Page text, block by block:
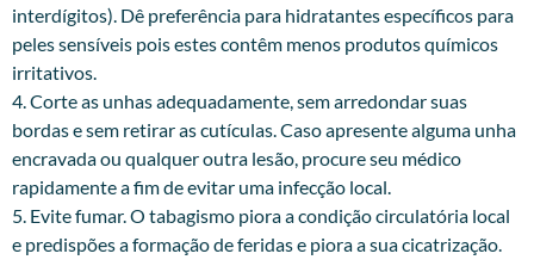
interdígitos). Dê preferência para hidratantes específicos para
peles sensíveis pois estes contêm menos produtos químicos
irritativos.
4. Corte as unhas adequadamente, sem arredondar suas
bordas e sem retirar as cutículas. Caso apresente alguma unha
encravada ou qualquer outra lesão, procure seu médico
rapidamente a fim de evitar uma infecção local.
5. Evite fumar. O tabagismo piora a condição circulatória local
e predispões a formação de feridas e piora a sua cicatrização.